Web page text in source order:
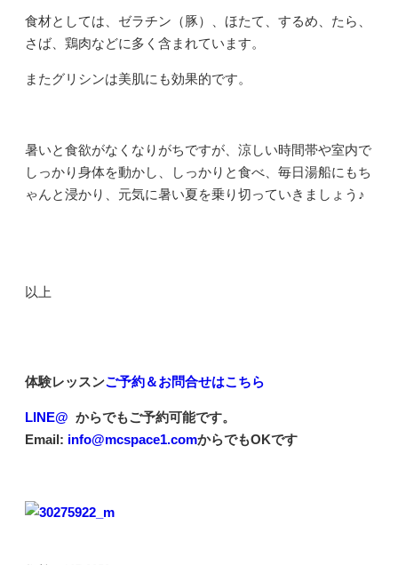
食材としては、ゼラチン（豚）、ほたて、するめ、たら、
さば、鶏肉などに多く含まれています。
またグリシンは美肌にも効果的です。
暑いと食欲がなくなりがちですが、涼しい時間帯や室内で
しっかり身体を動かし、しっかりと食べ、毎日湯船にもち
ゃんと浸かり、元気に暑い夏を乗り切っていきましょう♪
以上
体験レッスンご予約＆お問合せはこちら
LINE@ からでもご予約可能です。
Email: info@mcspace1.comからでもOKです